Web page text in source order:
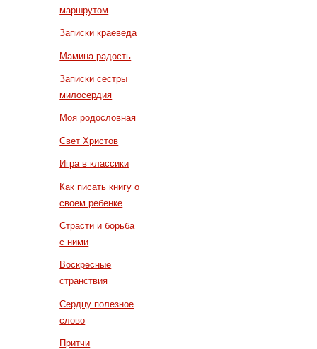
маршрутом
Записки краеведа
Мамина радость
Записки сестры
милосердия
Моя родословная
Свет Христов
Игра в классики
Как писать книгу о
своем ребенке
Страсти и борьба
с ними
Воскресные
странствия
Сердцу полезное
слово
Притчи